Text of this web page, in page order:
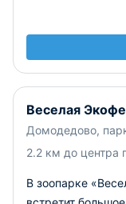
Веселая
Домодедово,
2.2 км до центра
В зоопарке